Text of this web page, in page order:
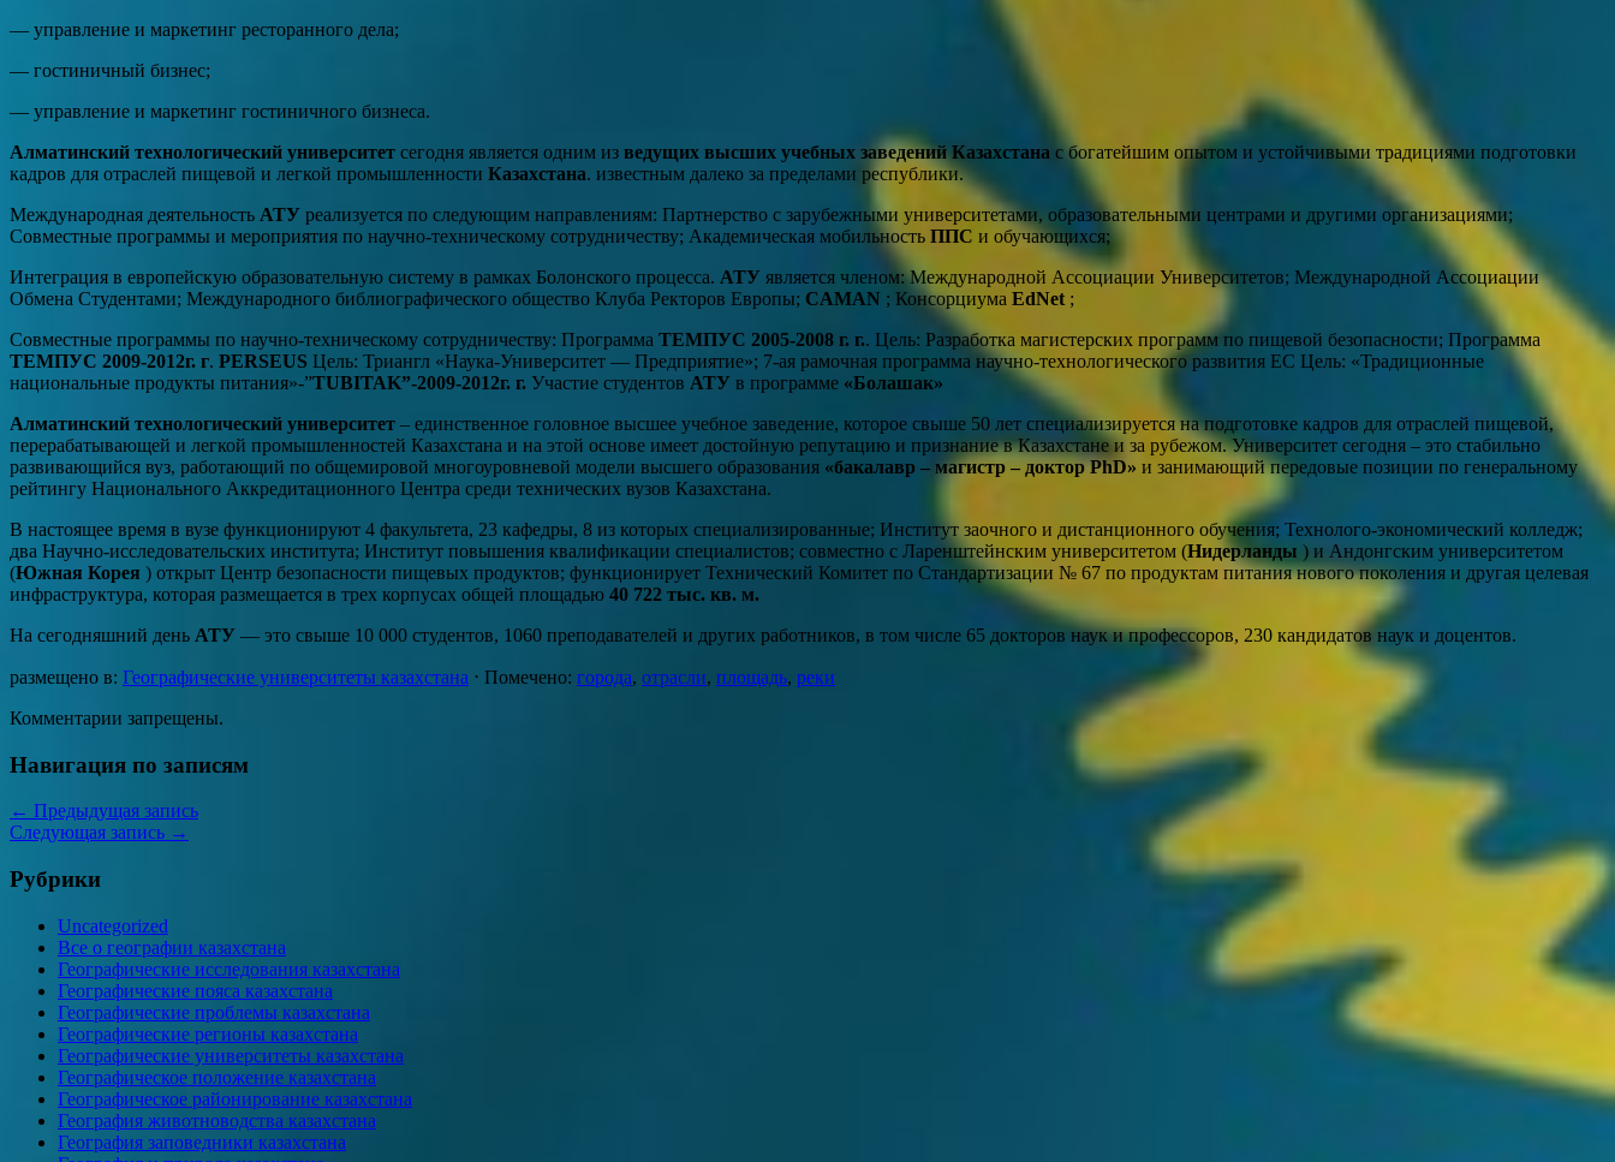
— управление и маркетинг ресторанного дела;
— гостиничный бизнес;
— управление и маркетинг гостиничного бизнеса.
Алматинский технологический университет сегодня является одним из ведущих высших учебных заведений Казахстана с богатейшим опытом и устойчивыми традициями подготовки
кадров для отраслей пищевой и легкой промышленности Казахстана. известным далеко за пределами республики.
Международная деятельность АТУ реализуется по следующим направлениям: Партнерство с зарубежными университетами, образовательными центрами и другими организациями;
Совместные программы и мероприятия по научно-техническому сотрудничеству; Академическая мобильность ППС и обучающихся;
Интеграция в европейскую образовательную систему в рамках Болонского процесса. АТУ является членом: Международной Ассоциации Университетов; Международной Ассоциации
Обмена Студентами; Международного библиографического общество Клуба Ректоров Европы; CAMAN ; Консорциума EdNet ;
Совместные программы по научно-техническому сотрудничеству: Программа ТЕМПУС 2005-2008 г. г.. Цель: Разработка магистерских программ по пищевой безопасности; Программа
ТЕМПУС 2009-2012г. г. PERSEUS Цель: Триангл «Наука-Университет — Предприятие»; 7-ая рамочная программа научно-технологического развития ЕС Цель: «Традиционные
национальные продукты питания»-”TUBITAK”-2009-2012г. г. Участие студентов АТУ в программе «Болашак»
Алматинский технологический университет – единственное головное высшее учебное заведение, которое свыше 50 лет специализируется на подготовке кадров для отраслей пищевой,
перерабатывающей и легкой промышленностей Казахстана и на этой основе имеет достойную репутацию и признание в Казахстане и за рубежом. Университет сегодня – это стабильно
развивающийся вуз, работающий по общемировой многоуровневой модели высшего образования «бакалавр – магистр – доктор PhD» и занимающий передовые позиции по генеральному
рейтингу Национального Аккредитационного Центра среди технических вузов Казахстана.
В настоящее время в вузе функционируют 4 факультета, 23 кафедры, 8 из которых специализированные; Институт заочного и дистанционного обучения; Технолого-экономический колледж;
два Научно-исследовательских института; Институт повышения квалификации специалистов; совместно с Ларенштейнским университетом (Нидерланды ) и Андонгским университетом
(Южная Корея ) открыт Центр безопасности пищевых продуктов; функционирует Технический Комитет по Стандартизации № 67 по продуктам питания нового поколения и другая целевая
инфраструктура, которая размещается в трех корпусах общей площадью 40 722 тыс. кв. м.
На сегодняшний день АТУ — это свыше 10 000 студентов, 1060 преподавателей и других работников, в том числе 65 докторов наук и профессоров, 230 кандидатов наук и доцентов.
размещено в: Географические университеты казахстана ⋅ Помечено: города, отрасли, площадь, реки
Комментарии запрещены.
Навигация по записям
← Предыдущая запись
Следующая запись →
Рубрики
Uncategorized
Все о географии казахстана
Географические исследования казахстана
Географические пояса казахстана
Географические проблемы казахстана
Географические регионы казахстана
Географические университеты казахстана
Географическое положение казахстана
Географическое районирование казахстана
География животноводства казахстана
География заповедники казахстана